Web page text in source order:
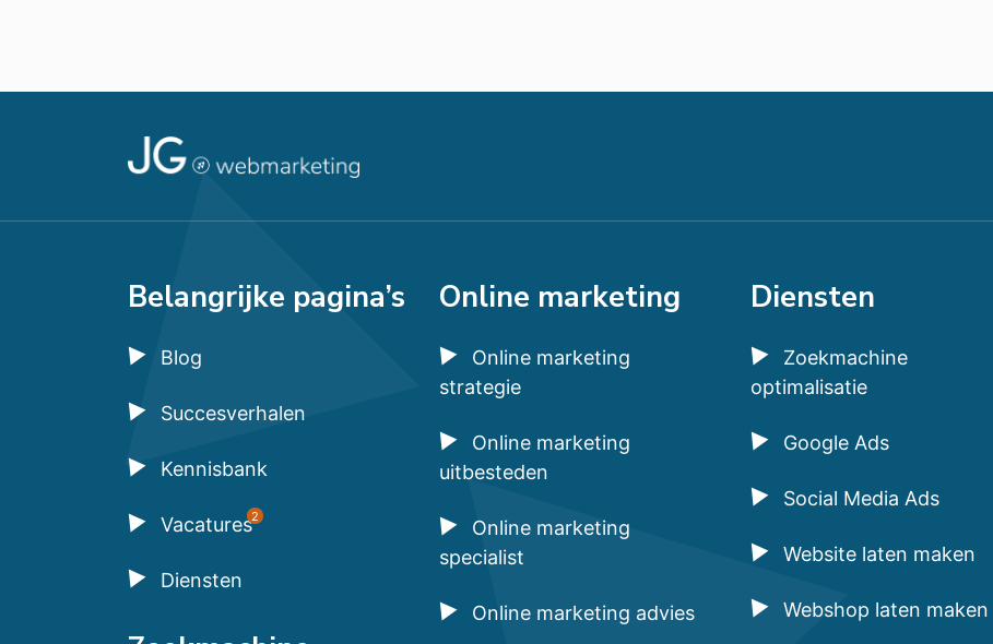
Belangrijke pagina’s
Blog
Succesverhalen
Kennisbank
Vacatures2
Diensten
Online marketing
Online marketing
strategie
Online marketing
uitbesteden
Online marketing
specialist
Online marketing advies
Diensten
Zoekmachine
optimalisatie
Google Ads
Social Media Ads
Website laten maken
Webshop laten maken